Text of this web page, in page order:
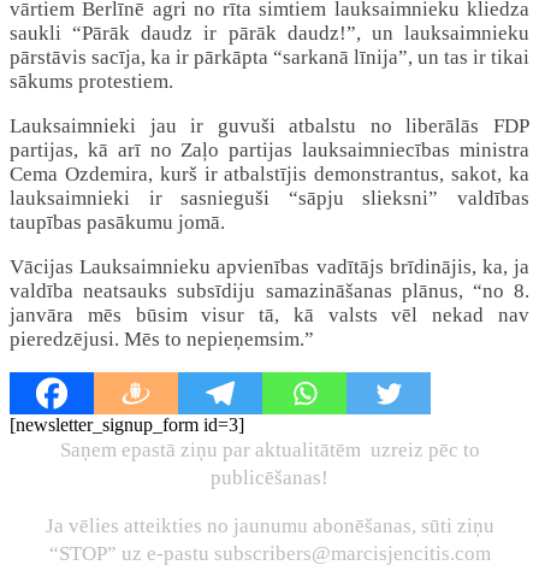
vārtiem Berlīnē agri no rīta simtiem lauksaimnieku kliedza
saukli “Pārāk daudz ir pārāk daudz!”, un lauksaimnieku
pārstāvis sacīja, ka ir pārkāpta “sarkanā līnija”, un tas ir tikai
sākums protestiem.
Lauksaimnieki jau ir guvuši atbalstu no liberālās FDP
partijas, kā arī no Zaļo partijas lauksaimniecības ministra
Cema Ozdemira, kurš ir atbalstījis demonstrantus, sakot, ka
lauksaimnieki ir sasnieguši “sāpju slieksni” valdības
taupības pasākumu jomā.
Vācijas Lauksaimnieku apvienības vadītājs brīdinājis, ka, ja
valdība neatsauks subsīdiju samazināšanas plānus, “no 8.
janvāra mēs būsim visur tā, kā valsts vēl nekad nav
pieredzējusi. Mēs to nepieņemsim.”
[newsletter_signup_form id=3]
Saņem epastā ziņu par aktualitātēm uzreiz pēc to
publicēšanas!
Ja vēlies atteikties no jaunumu abonēšanas, sūti ziņu
“STOP” uz e-pastu subscribers@marcisjencitis.com